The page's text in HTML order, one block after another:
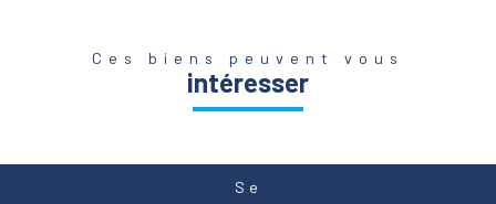
Ces biens peuvent vous
intéresser
Se